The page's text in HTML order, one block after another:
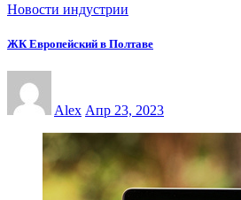
Новости индустрии
ЖК Европейский в Полтаве
Alex Апр 23, 2023